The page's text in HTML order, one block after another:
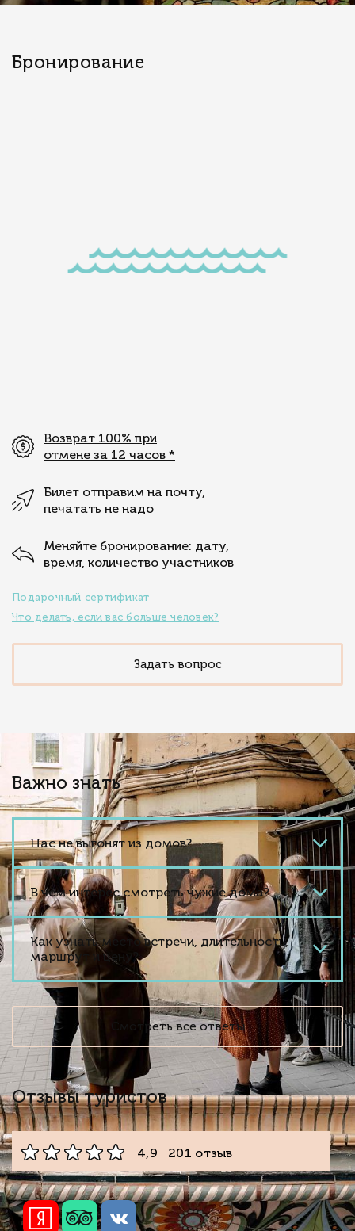
Бронирование
Возврат 100% при
отмене за 12 часов *
Билет отправим на почту,
печатать не надо
Меняйте бронирование: дату,
время, количество участников
Подарочный сертификат
Что делать, если вас больше человек?
Задать вопрос
Важно знать
Нас не выгонят из домов?
В чём интерес смотреть чужие дома?
Как узнать место встречи, длительность,
маршрут и цену?
Смотреть все ответы
Отзывы туристов
4,9 201 отзыв